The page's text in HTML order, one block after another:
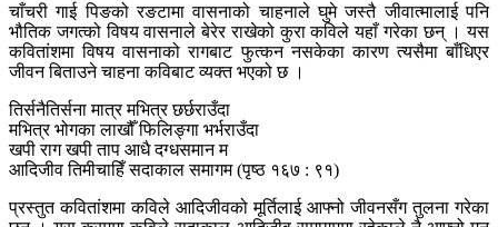
चाँचरी गाई पिङको रङटामा वासनाको चाहनाले घुमे जस्तै जीवात्मालाई पनि
भौतिक जगत्को विषय वासनाले बेरेर राखेको कुरा कविले यहाँ गरेका छन् । यस
कवितांशमा विषय वासनाको रागबाट फुत्कन नसकेका कारण त्यसैमा बाँधिएर
जीवन बिताउने चाहना कविबाट व्यक्त भएको छ ।
तिर्सनैतिर्सना मात्र मभित्र छर्छराउँदा
मभित्र भोगका लाखौँ फिलिङ्गा भर्भराउँदा
खपी राग खपी ताप आधै दग्धसमान म
आदिजीव तिमीचाहिँ सदाकाल समागम (पृष्ठ १६७ : ९१)
प्रस्तुत कवितांशमा कविले आदिजीवको मूर्तिलाई आफ्नो जीवनसँग तुलना गरेका